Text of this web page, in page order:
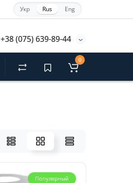
Укр Rus Eng
+38 (075) 639-89-44
0
Популярный